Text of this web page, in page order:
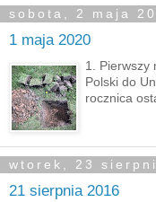
sobota, 2 maja
1 maja 2020
1. Pierwszy
Polski do
rocznica
wtorek, 23
21 sierpnia 2016